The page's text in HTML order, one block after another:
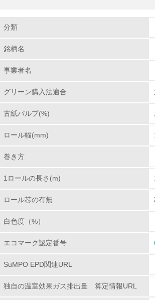
1.環境取り組み体制
No.
5. 環境取り組み体制と成果を定
6. 従業員が環境方針に基づい
7. 環境活動に関する規格やプロ
分類
銘柄名
事業者名
グリーン購入法適合
古紙パルプ(%)
ロール幅(mm)
巻き方
1ロールの長さ(m)
ロール芯の有無
白色度（%）
エコマーク認定番号
SuMPO EPD関連URL
独自の温室効果ガス排出量 算定情報URL